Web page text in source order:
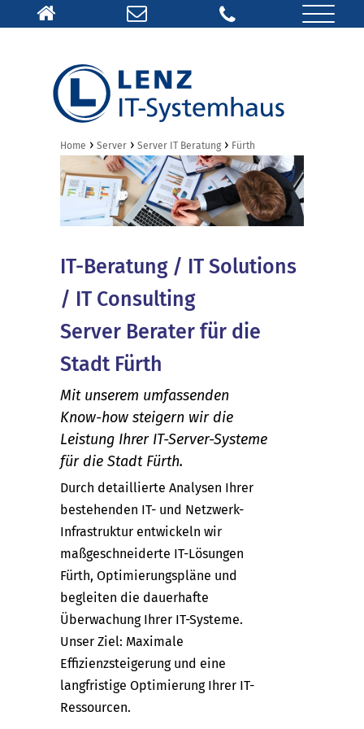
Home › Server › Server IT Beratung › Fürth
IT-Beratung / IT Solutions
/ IT Consulting
Server Berater für die
Stadt Fürth
Mit unserem umfassenden
Know-how steigern wir die
Leistung Ihrer IT-Server-Systeme
für die Stadt Fürth.
Durch detaillierte Analysen Ihrer
bestehenden IT- und Netzwerk-
Infrastruktur entwickeln wir
maßgeschneiderte IT-Lösungen
Fürth, Optimierungspläne und
begleiten die dauerhafte
Überwachung Ihrer IT-Systeme.
Unser Ziel: Maximale
Effizienzsteigerung und eine
langfristige Optimierung Ihrer IT-
Ressourcen.